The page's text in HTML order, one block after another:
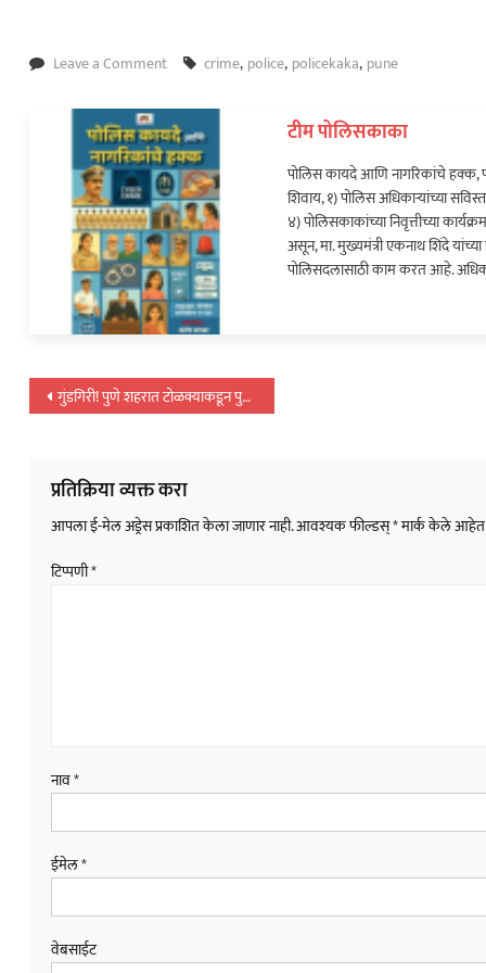
धडाकेबाज
फटाकेबाजी
खाकीचा
ताज्या बातम्या
बोनेटवर
कारवाई…
Leave a Commenton
पुणे
शहरात
युवतीवर
कोयता
हल्ल्यावेळी
पोलिस
कुठे
होते?
crime, police, policekaka, pune
टीम पोलिसकाका
पोलिस कायदे आणि नागरिकांचे हक्क,
शिवाय, १) पोलिस अधिकाऱ्यांच्या
४) पोलिसकाकांच्या निवृत्तीच्या
असून, मा. मुख्यमंत्री एकनाथ शिंदे
पोलिसदलासाठी काम करत आहे.
पोस्टचे
गुंडगिरी! पुणे शहरात टोळक्याकडून पुन्हा वाहनांची तोडफोड…
प्रतिक्रिया व्यक्त करा
आपला ई-मेल अड्रेस प्रकाशित केला जाणार नाही.आवश्यक फील्डस्*मार्क केले आहेत
टिप्पणी*
नाव*
ईमेल*
वेबसाईट